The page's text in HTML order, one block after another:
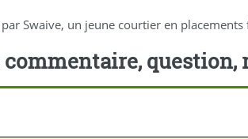
Swaive, un jeune courtier en placements
question,